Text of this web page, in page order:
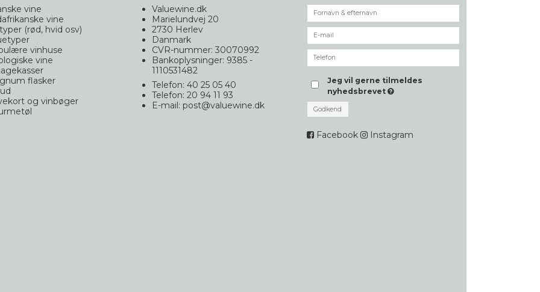
vine
vine
(rød, hvid osv)
vinhuse
vine
flasker
og vinbøger
Valuewine.dk
Marielundvej 20
2730 Herlev
Danmark
CVR-nummer: 30070992
Bankoplysninger: 9385 -
1110531482
Telefon: 40 25 05 40
Telefon: 20 94 11 93
E-mail: post@valuewine.dk
Jeg vil gerne tilmeldes
nyhedsbrevet
Godkend
Facebook Instagram